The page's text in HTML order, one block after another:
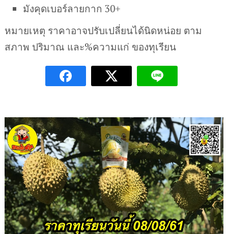
มังคุดเบอร์ลายกาก 30+
หมายเหตุ ราคาอาจปรับเปลี่ยนได้นิดหน่อย ตาม
สภาพ ปริมาณ และ%ความแก่ ของทุเรียน